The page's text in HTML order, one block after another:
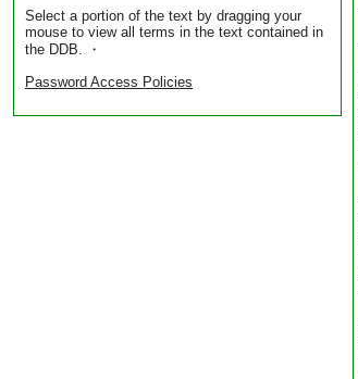
Select a portion of the text by dragging your
mouse to view all terms in the text contained in
the DDB. ・
Password Access Policies